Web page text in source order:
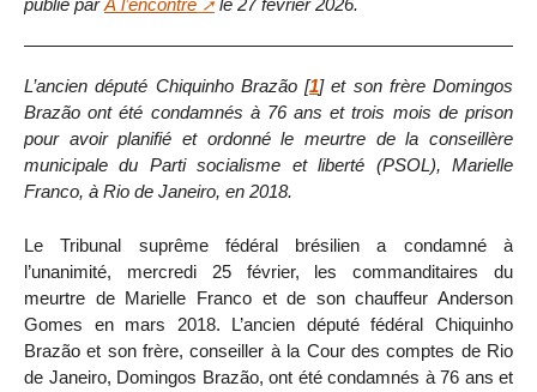
L’ancien député Chiquinho Brazão[1]et son frère Domingos
Brazão ont été condamnés à 76 ans et trois mois de prison
pour avoir planifié et ordonné le meurtre de la conseillère
municipale du Parti socialisme et liberté (PSOL), Marielle
Franco, à Rio de Janeiro, en 2018.
Le Tribunal suprême fédéral brésilien a condamné à
l’unanimité, mercredi 25 février, les commanditaires du
meurtre de Marielle Franco et de son chauffeur Anderson
Gomes en mars 2018. L’ancien député fédéral Chiquinho
Brazão et son frère, conseiller à la Cour des comptes de Rio
de Janeiro, Domingos Brazão, ont été condamnés à 76 ans et